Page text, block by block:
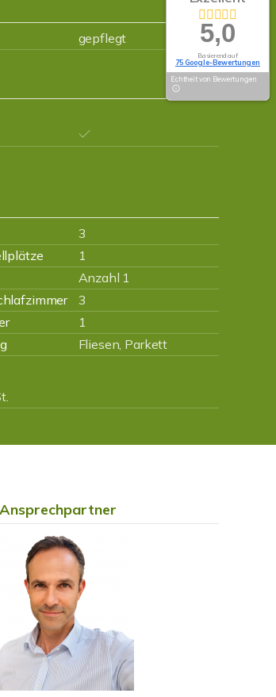
gepflegt
3
1
Anzahl 1
3
1
Fliesen, Parkett
Ansprechpartner
5,0
Basierend auf
75 Google-Bewertungen
Echtheit von Bewertungen